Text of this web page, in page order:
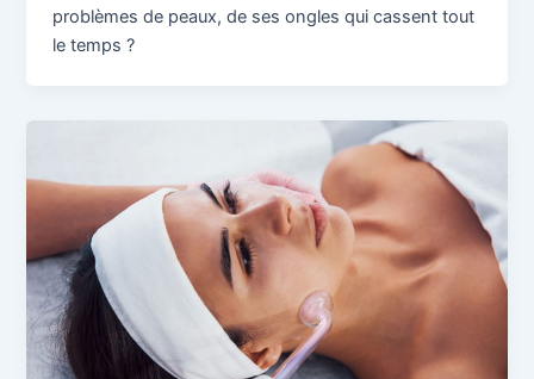
problèmes de peaux, de ses ongles qui cassent tout
le temps ?